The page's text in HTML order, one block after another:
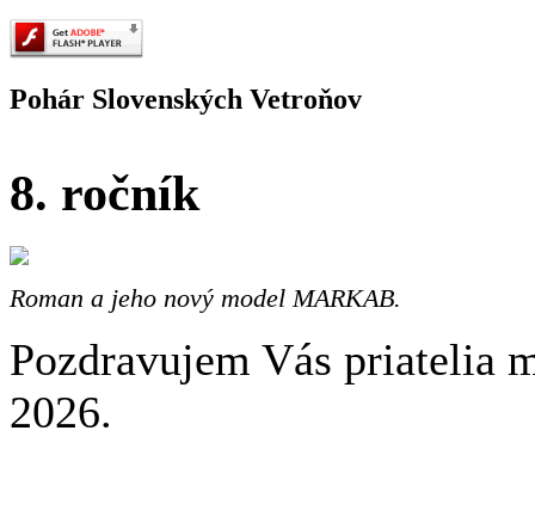
Pohár Slovenských Vetroňov
8. ročník
Roman a jeho nový model MARKAB.
Pozdravujem Vás
2026.